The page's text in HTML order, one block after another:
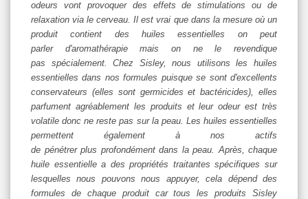
odeurs vont provoquer des effets de stimulations ou de
relaxation via le cerveau. Il est vrai que dans la mesure où un
produit contient des huiles essentielles on peut
parler d'aromathérapie mais on ne le revendique
pas spécialement. Chez Sisley, nous utilisons les huiles
essentielles dans nos formules puisque se sont d'excellents
conservateurs (elles sont germicides et bactéricides), elles
parfument agréablement les produits et leur odeur est très
volatile donc ne reste pas sur la peau. Les huiles essentielles
permettent également à nos actifs
de pénétrer plus profondément dans la peau. Après, chaque
huile essentielle a des propriétés traitantes spécifiques sur
lesquelles nous pouvons nous appuyer, cela dépend des
formules de chaque produit car tous les produits Sisley